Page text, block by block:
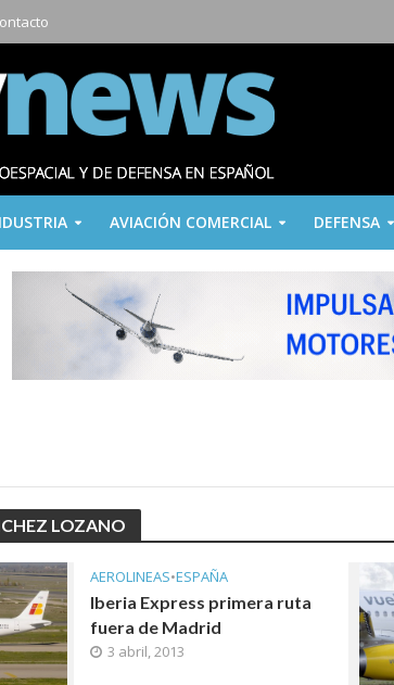
AVIACIÓN COMERCIAL DEFENSA
LOZANO
AEROLINEAS•ESPAÑA
Iberia Express primera ruta
fuera de Madrid
3 abril, 2013